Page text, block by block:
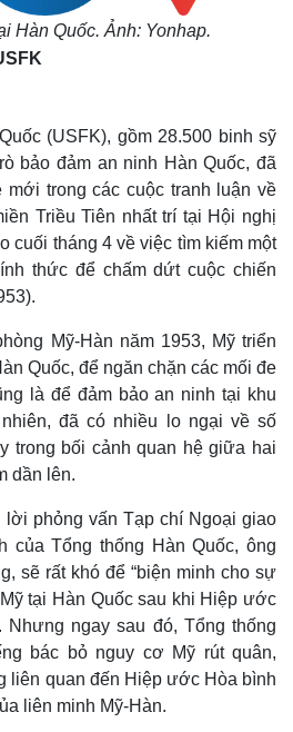
Hàn Quốc. Ảnh: Yonhap.
(USFK), gồm 28.500 binh sỹ
bảo đảm an ninh Hàn Quốc, đã
trong các cuộc tranh luận về
Triều Tiên nhất trí tại Hội nghị
cuối tháng 4 về việc tìm kiếm một
thức để chấm dứt cuộc chiến
Mỹ-Hàn năm 1953, Mỹ triển
Quốc, để ngăn chặn các mối đe
là để đảm bảo an ninh tại khu
đã có nhiều lo ngại về số
trong bối cảnh quan hệ giữa hai
dần lên.
lời phỏng vấn Tạp chí Ngoại giao
của Tổng thống Hàn Quốc, ông
sẽ rất khó để “biện minh cho sự
tại Hàn Quốc sau khi Hiệp ước
Nhưng ngay sau đó, Tổng thống
bác bỏ nguy cơ Mỹ rút quân,
liên quan đến Hiệp ước Hòa bình
liên minh Mỹ-Hàn.